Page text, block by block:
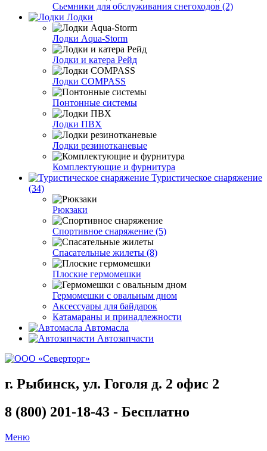
Сьемники для обслуживания снегоходов (2)
Лодки
Лодки Aqua-Storm
Лодки и катера Рейд
Лодки COMPASS
Понтонные системы
Лодки ПВХ
Лодки резинотканевые
Комплектующие и фурнитура
Туристическое снаряжение
(34)
Рюкзаки
Спортивное снаряжение (5)
Спасательные жилеты (8)
Плоские гермомешки
Гермомешки с овальным дном
Аксессуары для байдарок
Катамараны и принадлежности
Автомасла
Автозапчасти
г. Рыбинск, ул. Гоголя д. 2 офис 2
8 (800) 201-18-43 - Бесплатно
Меню